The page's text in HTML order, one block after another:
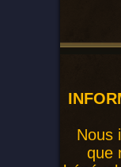
Nous
que